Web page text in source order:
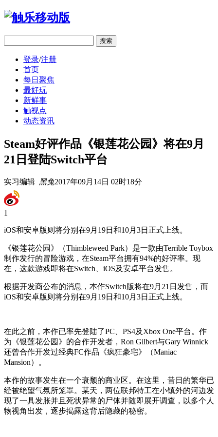
移动版
登录/注册
首页
每日聚焦
最好玩
新鲜事
触视点
动态资讯
Steam好评作品《银莲花公园》将在9月
21日登陆Switch平台
实习编辑 黑兔2017年09月14日 02时18分
1
iOS和安卓版则将分别在9月19日和10月3日正式上线。
《银莲花公园》（Thimbleweed Park）是一款由Terrible Toybox
制作发行的冒险游戏，在Steam平台拥有94%的好评率。现
在，这款游戏即将在Switch、iOS及安卓平台发售。
根据开发商公布的消息，本作Switch版将在9月21日发售，而
iOS和安卓版则将分别在9月19日和10月3日正式上线。
在此之前，本作已率先登陆了PC、PS4及Xbox One平台。作
为《银莲花公园》的合作开发者，Ron Gilbert与Gary Winnick
还曾合作开发过经典FC作品《疯狂豪宅》（Maniac
Mansion）。
本作的故事发生在一个衰颓的商业区。在这里，昔日的繁华已
经被绝望气氛所笼罩。某天，两位联邦特工在小镇外的河边发
现了一具发胀并且死状异常的尸体并随即展开调查，以多个人
物视角出发，逐步揭露这背后隐藏的秘密。